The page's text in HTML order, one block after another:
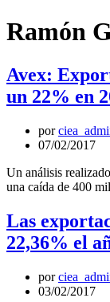
Ramón
Avex:
un 22% en
por
07/02/2017
Un análisis
una caída de 400
Las
22,36% el
por
03/02/2017